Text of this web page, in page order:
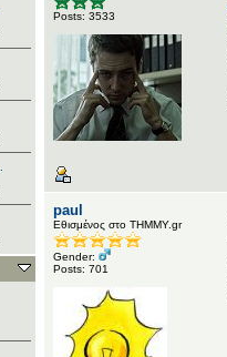
Posts: 3533
paul
Εθισμένος στο ΤΗΜΜΥ.gr
Gender:
Posts: 701